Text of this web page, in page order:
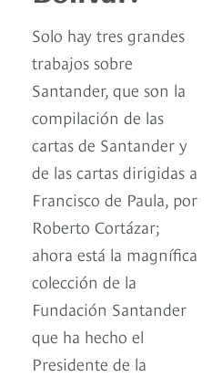
Solo hay tres grandes
trabajos sobre
Santander, que son la
compilación de las
cartas de Santander y
de las cartas dirigidas a
Francisco de Paula, por
Roberto Cortázar;
ahora está la magnífica
colección de la
Fundación Santander
que ha hecho el
Presidente de la